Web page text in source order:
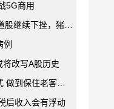
5G商用
肉、旅游板块大幅走强
例
改写A股历史
客户 吸引新客户
后收入会有浮动